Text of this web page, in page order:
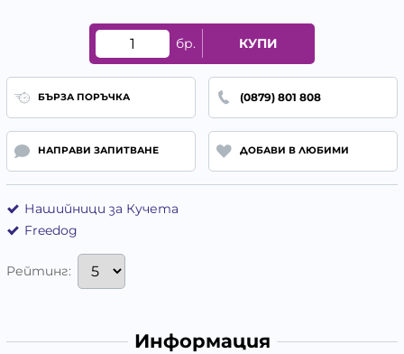
бр. КУПИ
БЪРЗА ПОРЪЧКА (0879) 801 808
НАПРАВИ ЗАПИТВАНЕ ДОБАВИ В ЛЮБИМИ
Нашийници за Кучета
Freedog
Рейтинг:
Информация